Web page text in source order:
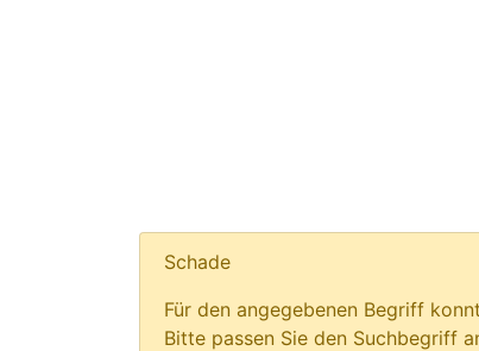
Schade
Für den angegebenen Begriff
Bitte passen Sie den Suchbegriff